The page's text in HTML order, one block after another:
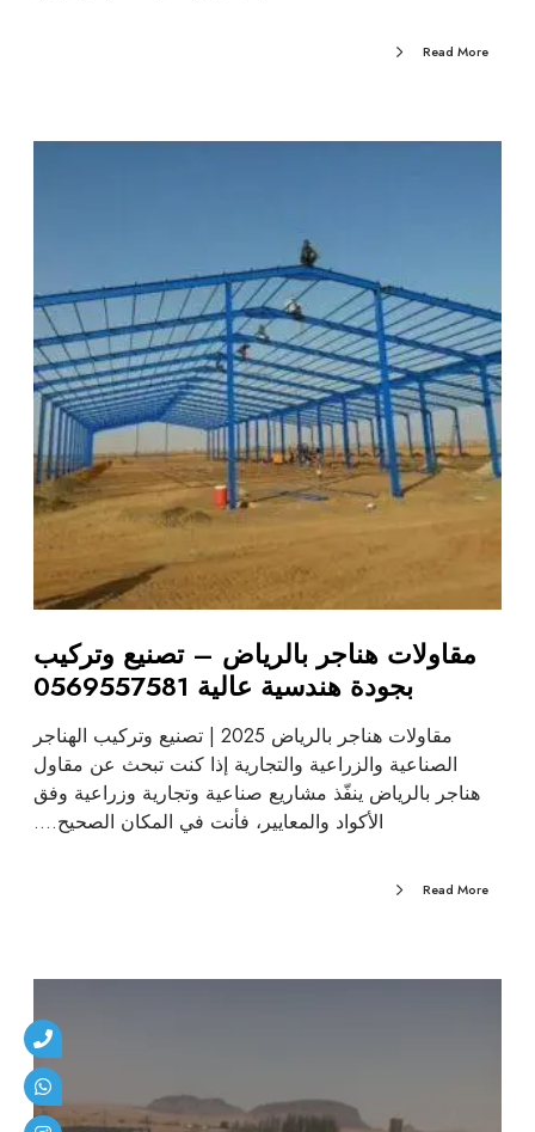
Read More
مقاولات هناجر بالرياض – تصنيع وتركيب
بجودة هندسية عالية 0569557581
مقاولات هناجر بالرياض 2025 | تصنيع وتركيب الهناجر
الصناعية والزراعية والتجارية إذا كنت تبحث عن مقاول
هناجر بالرياض ينفّذ مشاريع صناعية وتجارية وزراعية وفق
الأكواد والمعايير، فأنت في المكان الصحيح.…
Read More